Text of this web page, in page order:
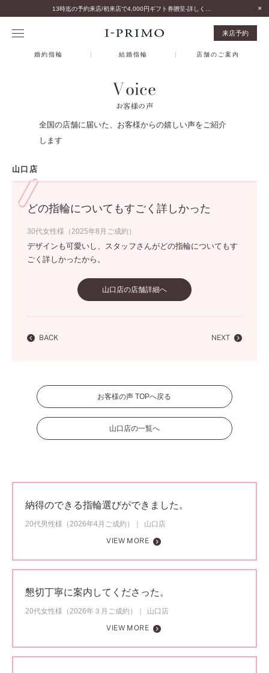
来店予約
婚約指輪 結婚指輪 店舗のご案内
Voice
お客様の声
全国の店舗に届いた、お客様からの嬉しい声をご紹介
します
山口店
どの指輪についてもすごく詳しかった
30代女性様（2025年8月ご成約）
デザインも可愛いし、スタッフさんがどの指輪についてもす
ごく詳しかったから。
山口店の店舗詳細へ
BACK NEXT
お客様の声 TOPへ戻る
山口店の一覧へ
納得のできる指輪選びができました。
20代男性様（2026年4月ご成約）
山口店
VIEW MORE
懇切丁寧に案内してくださった。
20代女性様（2026年３月ご成約）
山口店
VIEW MORE